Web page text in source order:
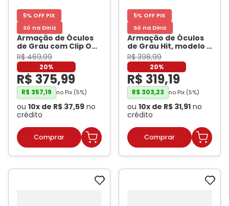
5% OFF PIX
Só na Diniz
Armação de Óculos
de Grau com Clip On
Feminina Hit Gatinho
2036 Cor Rosa- HIT
R$ 469,99
20%
R$ 375,99
R$ 357,19 no Pix (5%)
ou 10x de R$ 37,59 no
crédito
5% OFF PIX
Só na Diniz
Armação de Óculos
de Grau Hit, modelo 1
8001, cor Demi
Caramelo- HIT
R$ 398,99
20%
R$ 319,19
R$ 303,23 no Pix (5%)
ou 10x de R$ 31,91 no
crédito